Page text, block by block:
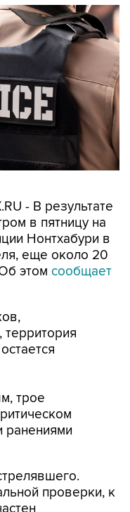
- В результате
Нонтхабури в
еще около 20
этомсообщает
трое